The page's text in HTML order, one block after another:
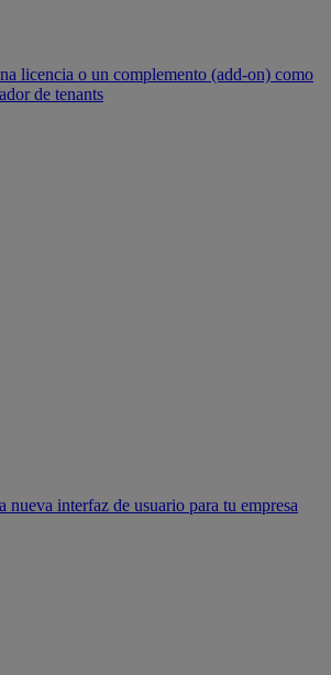
licencia o un complemento (add-on) como
de tenants
nueva interfaz de usuario para tu empresa